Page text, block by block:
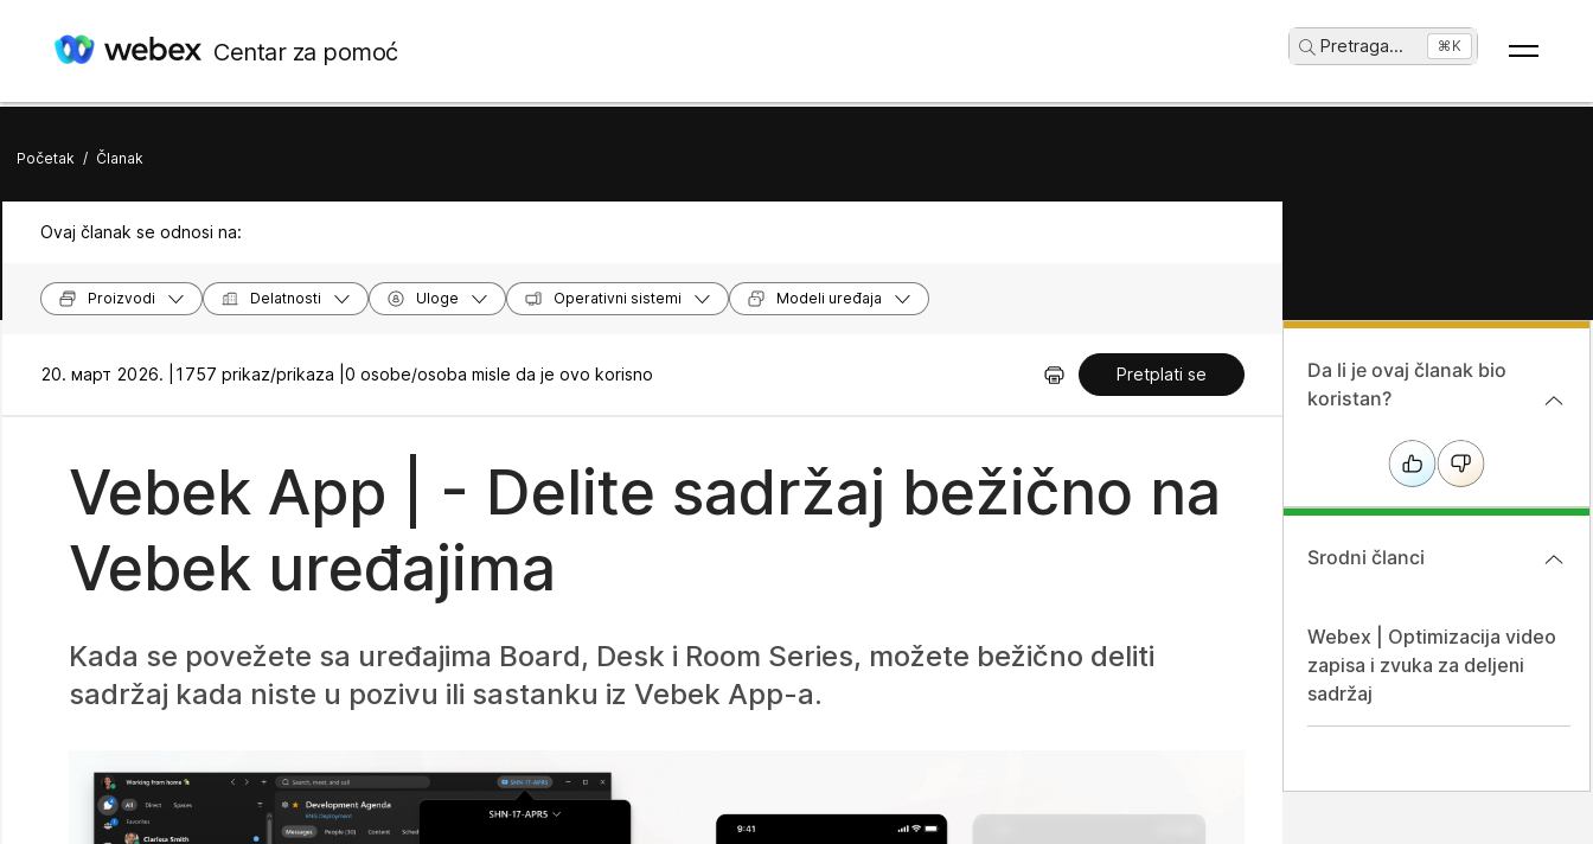
Centar za pomoć Pretraga... ⌘K
Početak / Članak
Ovaj članak se odnosi na:
Proizvodi Delatnosti Uloge Operativni sistemi Modeli uređaja
20. март 2026. | 1757 prikaz/prikaza | 0 osobe/osoba misle da je ovo korisno Pretplati se
Vebek App | - Delite sadržaj bežično na
Vebek uređajima
Kada se povežete sa uređajima Board, Desk i Room Series, možete bežično deliti
sadržaj kada niste u pozivu ili sastanku iz Vebek App-a.
Da li je ovaj članak bio
koristan?
Srodni članci
Webex | Optimizacija video
zapisa i zvuka za deljeni
sadržaj